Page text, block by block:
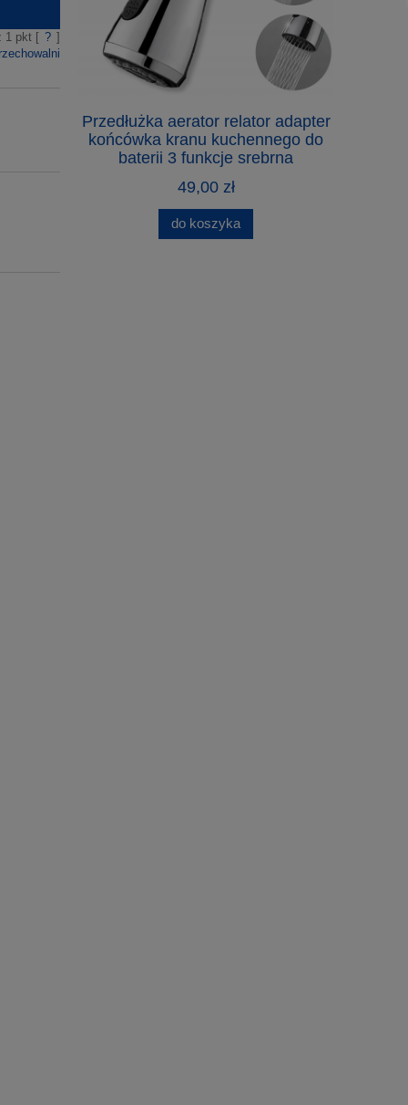
1pkt [ ? ]
Przedłużka aerator relator adapter
końcówka kranu kuchennego do
baterii 3 funkcje srebrna
49,00 zł
do koszyka